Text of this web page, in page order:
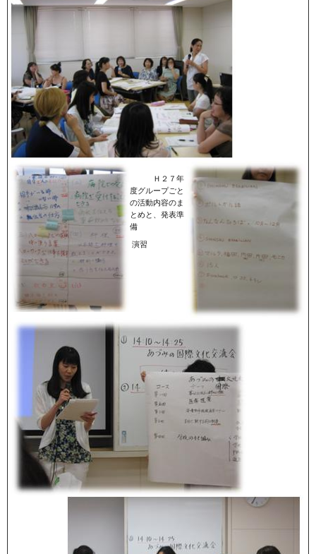
Ｈ２７年
度グループごと
の活動内容のま
とめと、発表準
備
演習